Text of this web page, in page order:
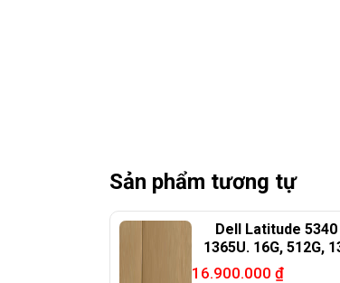
Sản phẩm tương tự
Dell Latitude 5340
1365U. 16G, 512G,
touch X360
16.900.000 ₫